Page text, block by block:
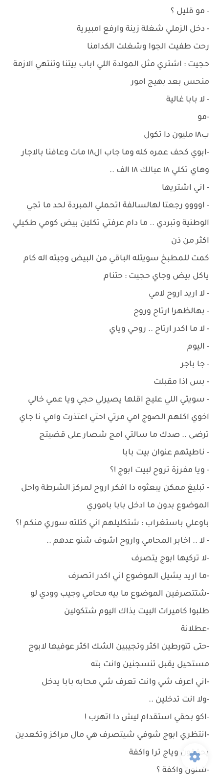
- مو قليل ؟
- دخل الزملي شغلة زينة وارفع امبيرية
رحت طفيت الجوا وشغلت الكدامنا
حجيت : اشتري مثل المولدة اللي اباب بيتنا وتنتهي الازمة
منحس بعد بهيج امور
- لا بابا غالية
-مو
ب١٨ مليون دا تكول
-ابوي كحف عمره كله وما جاب ال١٨ مات وعافنا بالاجار
وهاي تكلي ١٨ عبالك ١٨ الف ..
- اني اشتريها
- اوووو رجعتا لهالسالفة اتحملي المبردة لحد ما تجي
الوطنية وتبردي .. ما دام عرفتي تكلين بيض كومي طكيلي
اكثر من ذن
كمت للمطبخ سويتله الباقي من البيض وجبته اله كام
ياكل بيض وجاي حجيت : حتنام
- لا اريد اروح لامي
- بهالظهر! ارتاح وروح
- لا ما اكدر ارتاح .. روحي وياي
- اليوم
- جا باجر
- بس اذا مقبلت
- سويتي اللي عليج اقلها يصيرلي حجي ويا عمي خالي
اخوي اكلهم الصوج امي مرتي احتي اعتذرت وامي نا جاي
ترضى .. صدك ما سالتي امج شصار على قضيتج
- ناطيتهم عنوان بيت بابا
- ويا مفرزة تروح لبيت ابوج !؟
- تبليغ ممكن يبعثوه دا افكر اروح لمركز الشرطة واحل
الموضوع بدون ما ادخل بابا باموري
باوعلي باستغراب : شتكليلهم اني كتلته سوري منكم !؟
- لا .. اخابر المحامي واروح اشوف شنو عدهم ..
-لا تركيها ابوج يتصرف
-ما اريد يشيل الموضوع اني اكدر اتصرف
-شتتصرفين الموضوع ما بيه محامي وجيب وودي لو
طلبوا كاميرات البيت بذاك اليوم شتكولين
-عطلانة
-حتى تتورطين اكثر وتجيبين الشك اكثر عوفيها لابوج
مستحيل يقبل تنسجنين وانت بته
-اني اعرف شي وانت تعرف شي محابه بابا يدخل
-ولا انت تدخلين ..
-اكو بحقي استقدام ليش دا اتهرب !
-انتظري ابوج شوفي شيتصرف هي مال مراكز وتكعدين
يحققون وياج ترا واكفة
-شلون واكفة ؟